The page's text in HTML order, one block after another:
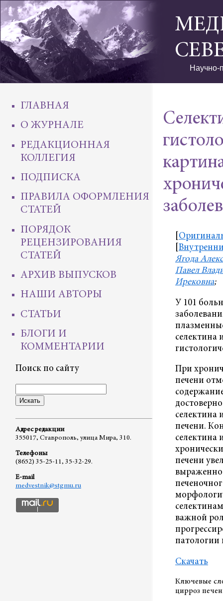
Научно-
ГЛАВНАЯ
О ЖУРНАЛЕ
РЕДАКЦИОННАЯ
КОЛЛЕГИЯ
ПОДПИСКА
ПРАВИЛА ОФОРМЛЕНИЯ
СТАТЕЙ
ПОРЯДОК
РЕЦЕНЗИРОВАНИЯ
СТАТЕЙ
АРХИВ ВЫПУСКОВ
НАШИ АВТОРЫ
СТАТЬИ
БЛОГИ И
КОММЕНТАРИИ
Поиск по сайту
Адрес редакции
355017, Ставрополь, улица Мира, 310.
Телефоны
(8652) 35-25-11, 35-32-29.
E-mail
medvestnik@stgmu.ru
Ягода
Павел
Ирековна;
У 101
селектина
При
печени
селектина
печени.
селектина
печени
важной
патологии
Скачать
Ключевые
цирроз